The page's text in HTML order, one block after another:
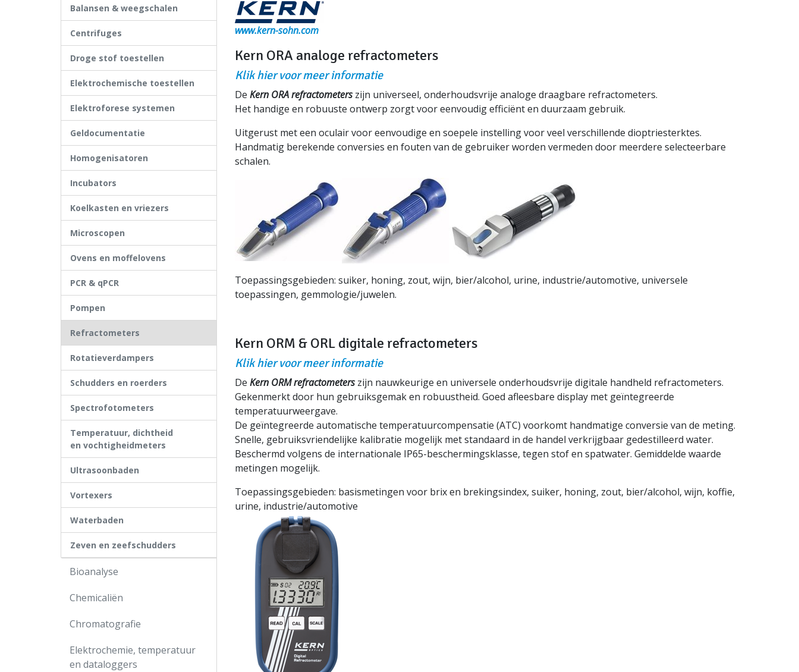
Balansen & weegschalen
Centrifuges
Droge stof toestellen
Elektrochemische toestellen
Elektroforese systemen
Geldocumentatie
Homogenisatoren
Incubators
Koelkasten en vriezers
Microscopen
Ovens en moffelovens
PCR & qPCR
Pompen
Refractometers
Rotatieverdampers
Schudders en roerders
Spectrofotometers
Temperatuur, dichtheid
en vochtigheidmeters
Ultrasoonbaden
Vortexers
Waterbaden
Zeven en zeefschudders
Bioanalyse
Chemicaliën
Chromatografie
Elektrochemie, temperatuur
en dataloggers
www.kern-sohn.com
Kern ORA analoge refractometers
Klik hier voor meer informatie
De Kern ORA refractometerszijn universeel, onderhoudsvrije analoge draagbare refractometers.
Het handige en robuuste ontwerp zorgt voor eenvoudig efficiënt en duurzaam gebruik.
Uitgerust met een oculair voor eenvoudige en soepele instelling voor veel verschillende dioptriesterktes.
Handmatig berekende conversies en fouten van de gebruiker worden vermeden door meerdere selecteerbare
schalen.
Toepassingsgebieden: suiker, honing, zout, wijn, bier/alcohol, urine, industrie/automotive, universele
toepassingen, gemmologie/juwelen.
Kern ORM & ORL digitale refractometers
Klik hier voor meer informatie
De Kern ORM refractometerszijn nauwkeurige en universele onderhoudsvrije digitale handheld refractometers.
Gekenmerkt door hun gebruiksgemak en robuustheid. Goed afleesbare display met geïntegreerde
temperatuurweergave.
De geïntegreerde automatische temperatuurcompensatie (ATC) voorkomt handmatige conversie van de meting.
Snelle, gebruiksvriendelijke kalibratie mogelijk met standaard in de handel verkrijgbaar gedestilleerd water.
Beschermd volgens de internationale IP65-beschermingsklasse, tegen stof en spatwater. Gemiddelde waarde
metingen mogelijk.
Toepassingsgebieden: basismetingen voor brix en brekingsindex, suiker, honing, zout, bier/alcohol, wijn, koffie,
urine, industrie/automotive